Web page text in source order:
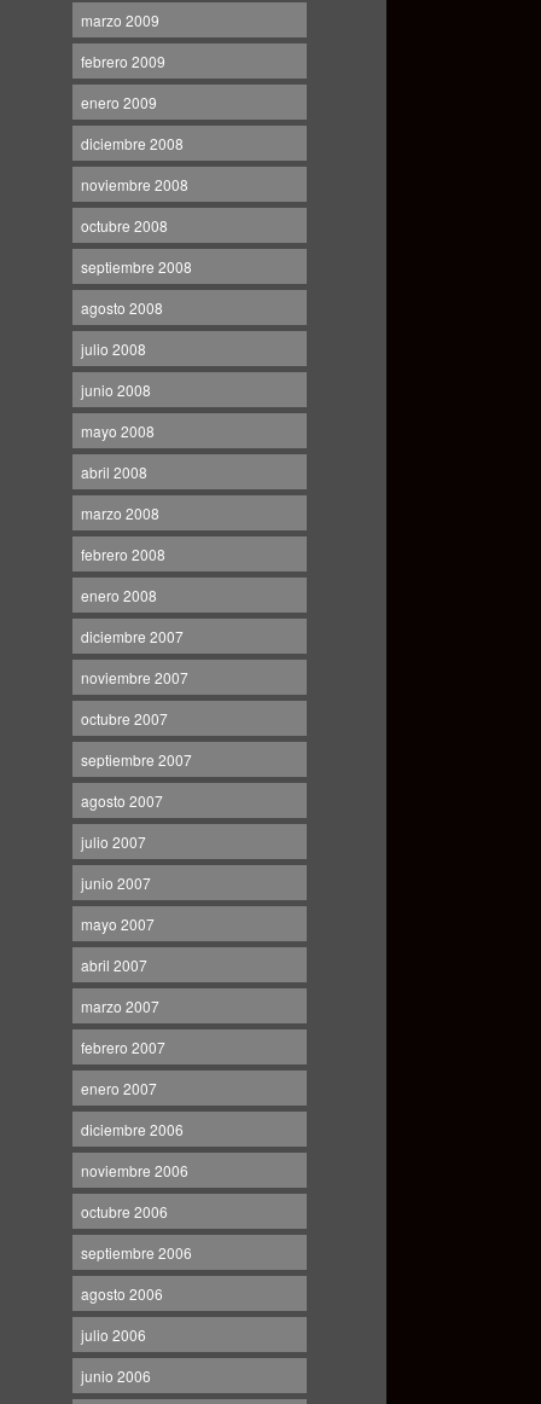
marzo 2009
febrero 2009
enero 2009
diciembre 2008
noviembre 2008
octubre 2008
septiembre 2008
agosto 2008
julio 2008
junio 2008
mayo 2008
abril 2008
marzo 2008
febrero 2008
enero 2008
diciembre 2007
noviembre 2007
octubre 2007
septiembre 2007
agosto 2007
julio 2007
junio 2007
mayo 2007
abril 2007
marzo 2007
febrero 2007
enero 2007
diciembre 2006
noviembre 2006
octubre 2006
septiembre 2006
agosto 2006
julio 2006
junio 2006